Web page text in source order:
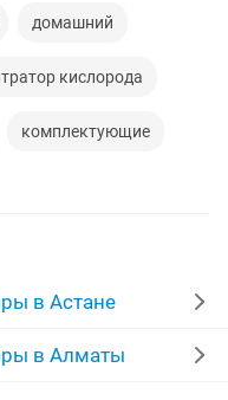
домашний
кислорода
комплектующие
тел
эффект
в Астане
в Алматы